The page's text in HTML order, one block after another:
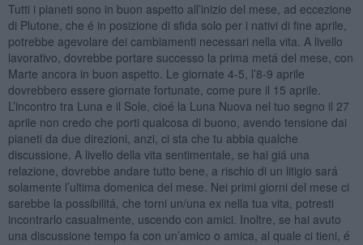
Tutti i pianeti sono in buon aspetto all’inizio del mese, ad eccezione
di Plutone, che é in posizione di sfida solo per i nativi di fine aprile,
potrebbe agevolare dei cambiamenti necessari nella vita. A livello
lavorativo, dovrebbe portare successo la prima metá del mese, con
Marte ancora in buon aspetto. Le giornate 4-5, l’8-9 aprile
dovrebbero essere giornate fortunate, come pure il 15 aprile.
L’incontro tra Luna e il Sole, cioé la Luna Nuova nel tuo segno il 27
aprile non credo che porti qualcosa di buono, avendo tensione dai
pianeti da due direzioni, anzi, ci sta che tu abbia qualche
discussione. A livello della vita sentimentale, se hai giá una
relazione, dovrebbe andare tutto bene, a rischio di un litigio sará
solamente l’ultima domenica del mese. Nei primi giorni del mese ci
sarebbe la possibilitá, che torni un/una ex nella tua vita, potresti
incontrarlo casualmente, uscendo con amici. Inoltre, se hai avuto
una discussione tempo fa con un’amico o amica, al quale ci tieni, é